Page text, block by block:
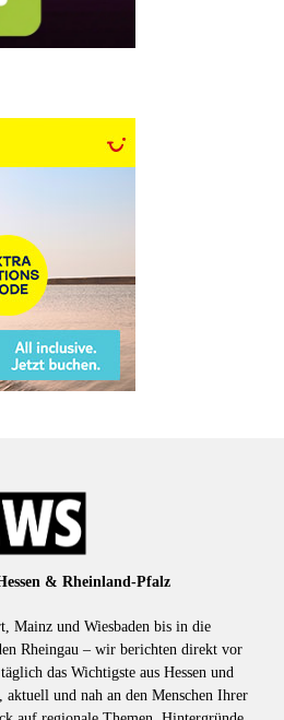
& Rheinland-Pfalz
Mainz und Wiesbaden bis in die
Rheingau – wir berichten direkt vor
das Wichtigste aus Hessen und
und nah an den Menschen Ihrer